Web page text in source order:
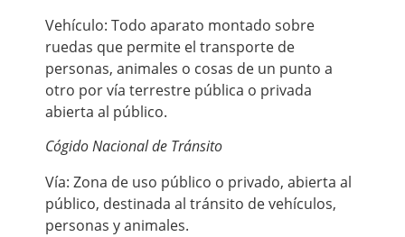
Vehículo: Todo aparato montado sobre
ruedas que permite el transporte de
personas, animales o cosas de un punto a
otro por vía terrestre pública o privada
abierta al público.
Cógido Nacional de Tránsito
Vía: Zona de uso público o privado, abierta al
público, destinada al tránsito de vehículos,
personas y animales.